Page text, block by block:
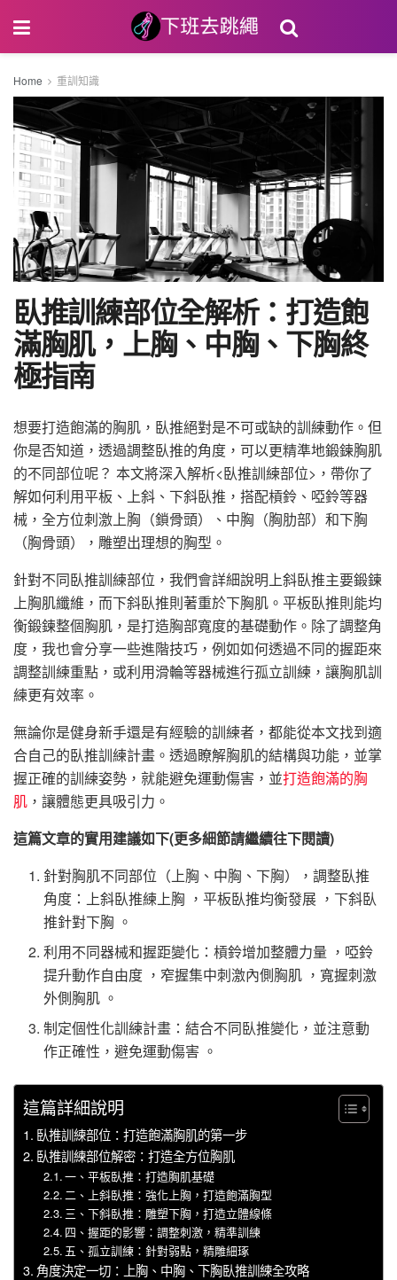
Home 重訓知識
臥推訓練部位全解析：打造飽
滿胸肌，上胸、中胸、下胸終
極指南
想要打造飽滿的胸肌，臥推絕對是不可或缺的訓練動作。但
你是否知道，透過調整臥推的角度，可以更精準地鍛鍊胸肌
的不同部位呢？ 本文將深入解析<臥推訓練部位>，帶你了
解如何利用平板、上斜、下斜臥推，搭配槓鈴、啞鈴等器
械，全方位刺激上胸（鎖骨頭）、中胸（胸肋部）和下胸
（胸骨頭），雕塑出理想的胸型。
針對不同臥推訓練部位，我們會詳細說明上斜臥推主要鍛鍊
上胸肌纖維，而下斜臥推則著重於下胸肌。平板臥推則能均
衡鍛鍊整個胸肌，是打造胸部寬度的基礎動作。除了調整角
度，我也會分享一些進階技巧，例如如何透過不同的握距來
調整訓練重點，或利用滑輪等器械進行孤立訓練，讓胸肌訓
練更有效率。
無論你是健身新手還是有經驗的訓練者，都能從本文找到適
合自己的臥推訓練計畫。透過瞭解胸肌的結構與功能，並掌
握正確的訓練姿勢，就能避免運動傷害，並打造飽滿的胸
肌 ，讓體態更具吸引力。
這篇文章的實用建議如下(更多細節請繼續往下閱讀)
針對胸肌不同部位（上胸、中胸、下胸），調整臥推
角度：上斜臥推練上胸 ，平板臥推均衡發展 ，下斜臥
推針對下胸 。
利用不同器械和握距變化：槓鈴增加整體力量 ，啞鈴
提升動作自由度 ，窄握集中刺激內側胸肌 ，寬握刺激
外側胸肌 。
制定個性化訓練計畫：結合不同臥推變化，並注意動
作正確性，避免運動傷害 。
這篇詳細說明
臥推訓練部位：打造飽滿胸肌的第一步
臥推訓練部位解密：打造全方位胸肌
一、平板臥推：打造胸肌基礎
二、上斜臥推：強化上胸，打造飽滿胸型
三、下斜臥推：雕塑下胸，打造立體線條
四、握距的影響：調整刺激，精準訓練
五、孤立訓練：針對弱點，精雕細琢
角度決定一切：上胸、中胸、下胸臥推訓練全攻略